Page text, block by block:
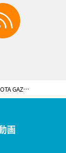
©TOYOTA GAZOO Racing
画